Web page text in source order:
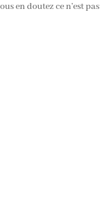
en doutez ce n’est